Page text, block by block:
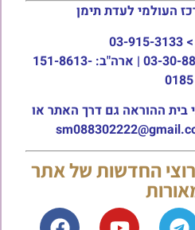
העולמי לעדת תימן
03-915-3133
8416* | 03-30-8888-5 | ארה"ב: 151-8613-
0185
בית ההוראה גם דרך האתר או
החדשות של אתר